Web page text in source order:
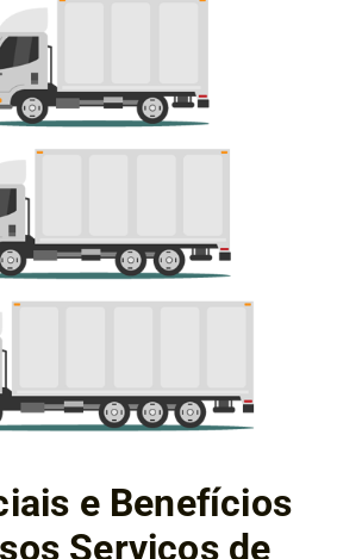
e Benefícios
Serviços de